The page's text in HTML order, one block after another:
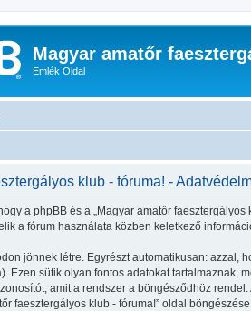
Magyar amatőr
Emlék Oldal
klub - fóruma! -
a phpBB és a „Magyar amatőr faesztergályos
a fórum használata közben keletkező
jönnek létre. Egyrészt automatikusan: azzal,
Ezen sütik olyan fontos adatokat tartalmaznak,
amit a rendszer a böngésződhöz
faesztergályos klub - fóruma!” oldal